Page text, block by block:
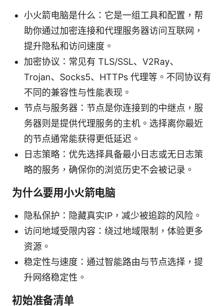
小火箭电脑是什么：它是一组工具和配置，帮
助你通过加密连接和代理服务器访问互联网，
提升隐私和访问速度。
加密协议：常见有 TLS/SSL、V2Ray、
Trojan、Socks5、HTTPs 代理等。不同协议有
不同的兼容性与性能表现。
节点与服务器：节点是你连接到的中继点，服
务器则是提供代理服务的主机。选择离你最近
的节点通常能获得更低延迟。
日志策略：优先选择具备最小日志或无日志策
略的服务，确保你的浏览历史不会被记录。
为什么要用小火箭电脑
隐私保护：隐藏真实IP，减少被追踪的风险。
访问地域受限内容：绕过地域限制，体验更多
资源。
稳定性与速度：通过智能路由与节点选择，提
升网络稳定性。
初始准备清单